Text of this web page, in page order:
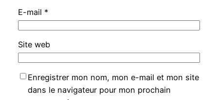
E-mail *
Site web
Enregistrer mon nom, mon e-mail et mon site
dans le navigateur pour mon prochain